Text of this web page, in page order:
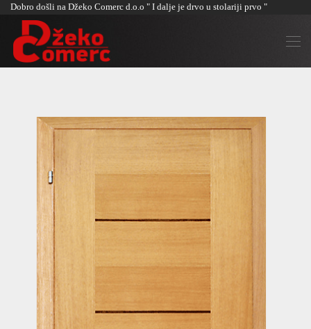
Dobro došli na Džeko Comerc d.o.o " I dalje je drvo u stolariji prvo "